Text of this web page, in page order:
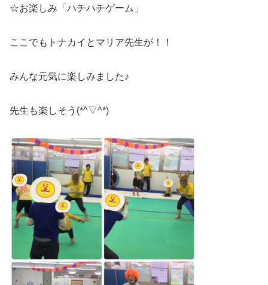
☆お楽しみ「ハチハチゲーム」
ここでもトナカイとマリア先生が！！
みんな元気に楽しみました♪
先生も楽しそう(*^▽^*)